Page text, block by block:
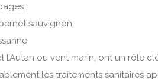
:
sauvignon
l’Autan ou vent marin, ont un rôle
les traitements sanitaires